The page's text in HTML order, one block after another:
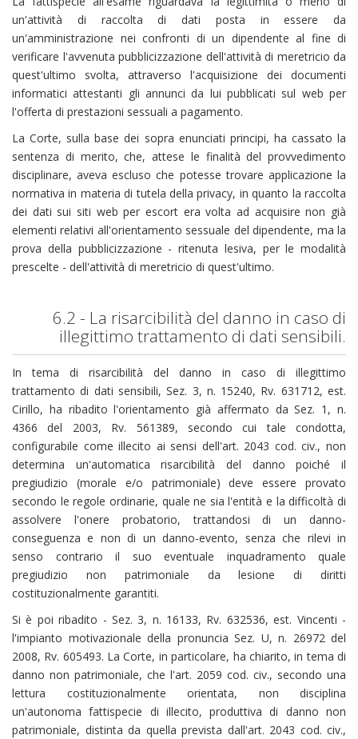
un'attività di raccolta di dati posta in essere da
un'amministrazione nei confronti di un dipendente al fine di
verificare l'avvenuta pubblicizzazione dell'attività di meretricio da
quest'ultimo svolta, attraverso l'acquisizione dei documenti
informatici attestanti gli annunci da lui pubblicati sul web per
l'offerta di prestazioni sessuali a pagamento.
La Corte, sulla base dei sopra enunciati principi, ha cassato la
sentenza di merito, che, attese le finalità del provvedimento
disciplinare, aveva escluso che potesse trovare applicazione la
normativa in materia di tutela della privacy, in quanto la raccolta
dei dati sui siti web per escort era volta ad acquisire non già
elementi relativi all'orientamento sessuale del dipendente, ma la
prova della pubblicizzazione - ritenuta lesiva, per le modalità
prescelte - dell'attività di meretricio di quest'ultimo.
6.2 - La risarcibilità del danno in caso di
illegittimo trattamento di dati sensibili.
In tema di risarcibilità del danno in caso di illegittimo
trattamento di dati sensibili, Sez. 3, n. 15240, Rv. 631712, est.
Cirillo, ha ribadito l'orientamento già affermato da Sez. 1, n.
4366 del 2003, Rv. 561389, secondo cui tale condotta,
configurabile come illecito ai sensi dell'art. 2043 cod. civ., non
determina un'automatica risarcibilità del danno poiché il
pregiudizio (morale e/o patrimoniale) deve essere provato
secondo le regole ordinarie, quale ne sia l'entità e la difficoltà di
assolvere l'onere probatorio, trattandosi di un danno-
conseguenza e non di un danno-evento, senza che rilevi in
senso contrario il suo eventuale inquadramento quale
pregiudizio non patrimoniale da lesione di diritti
costituzionalmente garantiti.
Si è poi ribadito - Sez. 3, n. 16133, Rv. 632536, est. Vincenti -
l'impianto motivazionale della pronuncia Sez. U, n. 26972 del
2008, Rv. 605493. La Corte, in particolare, ha chiarito, in tema di
danno non patrimoniale, che l'art. 2059 cod. civ., secondo una
lettura costituzionalmente orientata, non disciplina
un'autonoma fattispecie di illecito, produttiva di danno non
patrimoniale, distinta da quella prevista dall'art. 2043 cod. civ.,